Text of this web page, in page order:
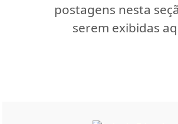
postagens nesta
serem exibidas